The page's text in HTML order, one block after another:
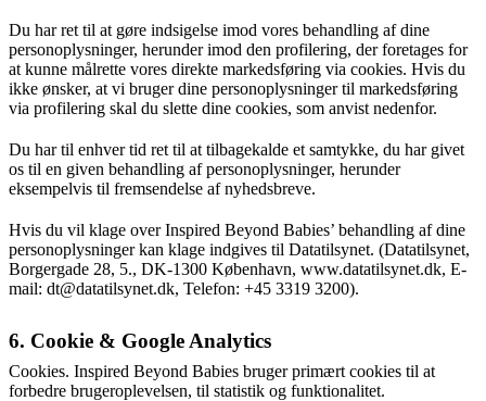
Du har ret til at gøre indsigelse imod vores behandling af dine
personoplysninger, herunder imod den profilering, der foretages for
at kunne målrette vores direkte markedsføring via cookies. Hvis du
ikke ønsker, at vi bruger dine personoplysninger til markedsføring
via profilering skal du slette dine cookies, som anvist nedenfor.
Du har til enhver tid ret til at tilbagekalde et samtykke, du har givet
os til en given behandling af personoplysninger, herunder
eksempelvis til fremsendelse af nyhedsbreve.
Hvis du vil klage over Inspired Beyond Babies’ behandling af dine
personoplysninger kan klage indgives til Datatilsynet. (Datatilsynet,
Borgergade 28, 5., DK-1300 København, www.datatilsynet.dk, E-
mail: dt@datatilsynet.dk, Telefon: +45 3319 3200).
6. Cookie & Google Analytics
Cookies. Inspired Beyond Babies bruger primært cookies til at
forbedre brugeroplevelsen, til statistik og funktionalitet.